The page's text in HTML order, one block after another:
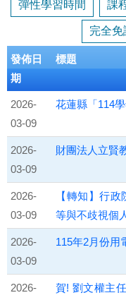
彈性學習時間 課
完全
發佈日
期
標題
2026-
03-09
花蓮縣「114
2026-
03-09
財團法人立賢
2026-
03-09
【轉知】行
等與不歧視個
2026-
03-09
115年2月份用
2026-
賀! 劉文權主